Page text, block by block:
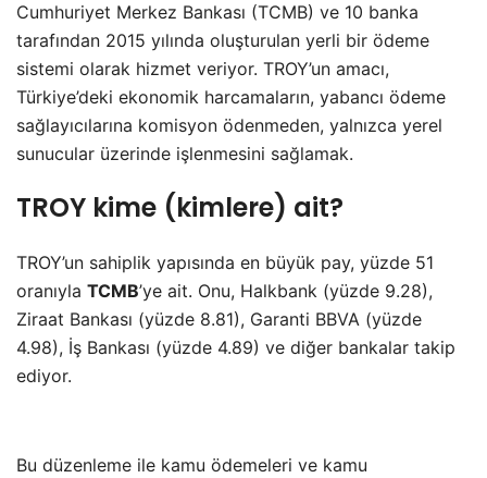
Cumhuriyet Merkez Bankası (TCMB) ve 10 banka
tarafından 2015 yılında oluşturulan yerli bir ödeme
sistemi olarak hizmet veriyor. TROY’un amacı,
Türkiye’deki ekonomik harcamaların, yabancı ödeme
sağlayıcılarına komisyon ödenmeden, yalnızca yerel
sunucular üzerinde işlenmesini sağlamak.
TROY kime (kimlere) ait?
TROY’un sahiplik yapısında en büyük pay, yüzde 51
oranıyla TCMB’ye ait. Onu, Halkbank (yüzde 9.28),
Ziraat Bankası (yüzde 8.81), Garanti BBVA (yüzde
4.98), İş Bankası (yüzde 4.89) ve diğer bankalar takip
ediyor.
Bu düzenleme ile kamu ödemeleri ve kamu